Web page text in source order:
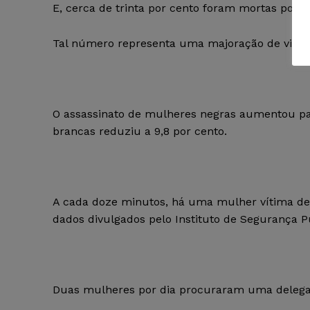
E, cerca de trinta por cento foram mortas por
Tal número representa uma majoração de
O assassinato de mulheres negras aumentou
brancas reduziu a 9,8 por cento.
A cada doze minutos, há uma mulher vítima
dados divulgados pelo Instituto de Segurança
Duas mulheres por dia procuraram uma